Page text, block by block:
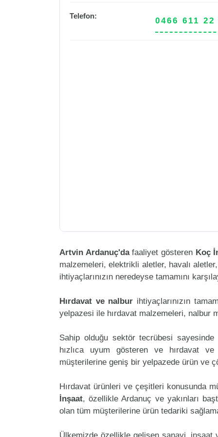
Telefon:
0466 611 22
Artvin Ardanuç'dafaaliyet gösteren Koç
malzemeleri, elektrikli aletler, havalı
ihtiyaçlarınızın neredeyse tamamını
Hırdavat ve nalbur ihtiyaçlarınızın
yelpazesi ile hırdavat malzemeleri, nalbur
Sahip olduğu sektör tecrübesi
hızlıca uyum gösteren ve hırdavat
müşterilerine geniş bir yelpazede ürün ve
Hırdavat ürünleri ve çeşitleri konusunda
İnşaat, özellikle Ardanuç ve yakınları
olan tüm müşterilerine ürün tedariki